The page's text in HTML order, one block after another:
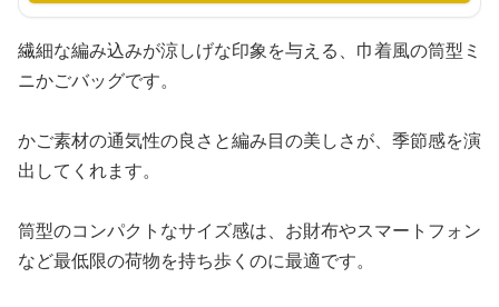
繊細な編み込みが涼しげな印象を与える、巾着風の筒型ミ
ニかごバッグです。
かご素材の通気性の良さと編み目の美しさが、季節感を演
出してくれます。
筒型のコンパクトなサイズ感は、お財布やスマートフォン
など最低限の荷物を持ち歩くのに最適です。